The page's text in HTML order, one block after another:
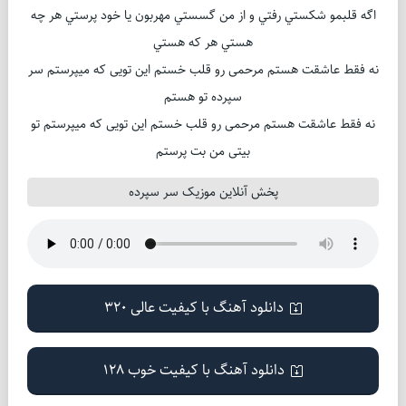
اگه قلبمو شکستي رفتي و از من گسستي مهربون يا خود پرستي هر چه
هستي هر که هستي
نه فقط عاشقت هستم مرحمی رو قلب خستم اين تویی که میپرستم سر
سپرده تو هستم
نه فقط عاشقت هستم مرحمی رو قلب خستم اين تویی که میپرستم تو
بیتی من بت پرستم
پخش آنلاین موزیک سر سپرده
دانلود آهنگ با کیفیت عالی 320
دانلود آهنگ با کیفیت خوب 128